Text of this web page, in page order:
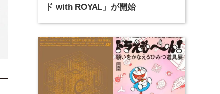
ド with ROYAL」が開始